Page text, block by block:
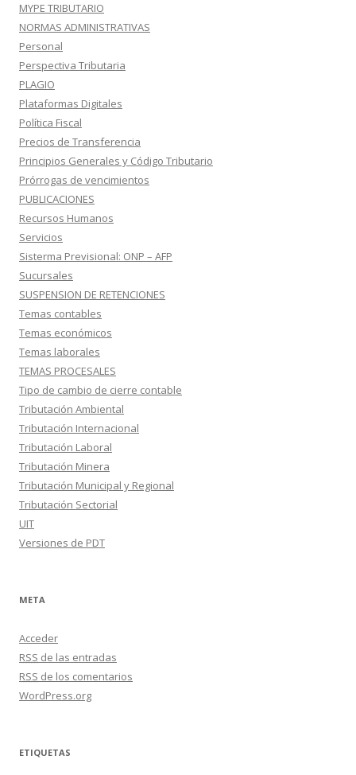
MYPE TRIBUTARIO
NORMAS ADMINISTRATIVAS
Personal
Perspectiva Tributaria
PLAGIO
Plataformas Digitales
Política Fiscal
Precios de Transferencia
Principios Generales y Código Tributario
Prórrogas de vencimientos
PUBLICACIONES
Recursos Humanos
Servicios
Sisterma Previsional: ONP – AFP
Sucursales
SUSPENSION DE RETENCIONES
Temas contables
Temas económicos
Temas laborales
TEMAS PROCESALES
Tipo de cambio de cierre contable
Tributación Ambiental
Tributación Internacional
Tributación Laboral
Tributación Minera
Tributación Municipal y Regional
Tributación Sectorial
UIT
Versiones de PDT
META
Acceder
RSS de las entradas
RSS de los comentarios
WordPress.org
ETIQUETAS